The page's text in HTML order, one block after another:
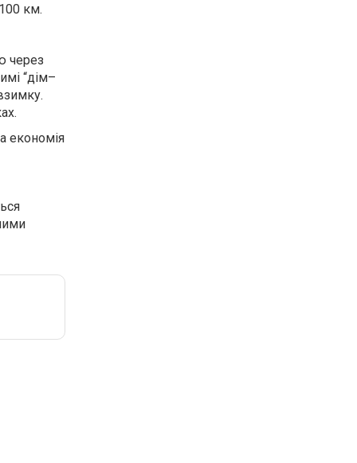
км.
через
“дім–
економія